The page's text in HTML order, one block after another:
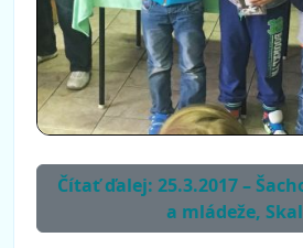
Čítať ďalej: 25.3.2017 –
a mládeže,